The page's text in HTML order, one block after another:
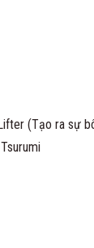
(Tạo ra sự